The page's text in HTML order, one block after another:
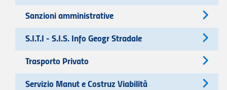
Sanzioni amministrative
S.I.T.I - S.I.S. Info Geogr Stradale
Trasporto Privato
Servizio Manut e Costruz Viabilità